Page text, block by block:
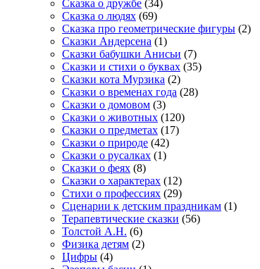
Сказка о дружбе (34)
Сказка о людях (69)
Сказка про геометрические фигуры (2)
Сказки Андерсена (1)
Сказки бабушки Анисьи (7)
Сказки и стихи о буквах (35)
Сказки кота Мурзика (2)
Сказки о временах года (28)
Сказки о домовом (3)
Сказки о животных (120)
Сказки о предметах (17)
Сказки о природе (42)
Сказки о русалках (1)
Сказки о феях (8)
Сказки о характерах (12)
Стихи о профессиях (29)
Сценарии к детским праздникам (1)
Терапевтические сказки (56)
Толстой А.Н. (6)
Физика детям (2)
Цифры (4)